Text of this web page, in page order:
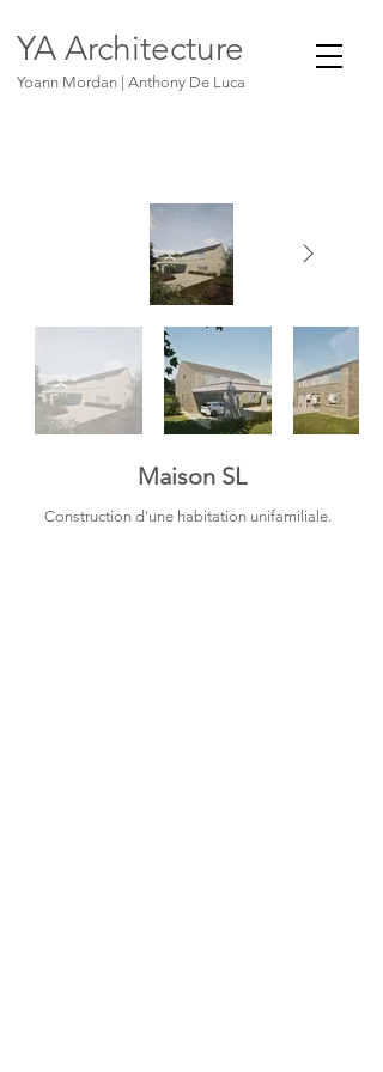
YA Architecture
Yoann Mordan | Anthony De Luca
Maison SL
Construction d'une habitation unifamiliale.